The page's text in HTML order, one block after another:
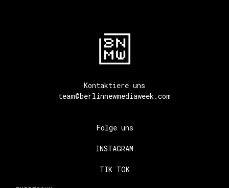
Kontaktiere uns
team@berlinnewmediaweek.com
Folge uns
INSTAGRAM
TIK TOK